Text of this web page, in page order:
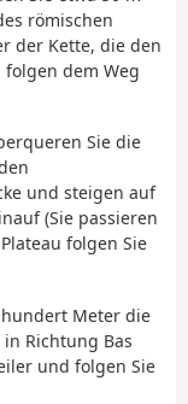
römischen
der Kette, die den
dem Weg
Sie die
und steigen auf
(Sie passieren
folgen Sie
hundert Meter die
Richtung Bas
und folgen Sie